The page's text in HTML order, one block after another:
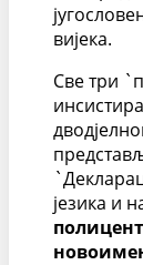
вијека.
Све три
језика и